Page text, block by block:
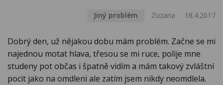
Jiný problém Zuzana 18.4.2017
Dobrý den, už nějakou dobu mám problém. Začne se mi
najednou motat hlava, třesou se mi ruce, polije mne
studeny pot občas i špatně vidím a mám takový zvláštní
pocit jako na omdleni ale zatím jsem nikdy neomdlela.